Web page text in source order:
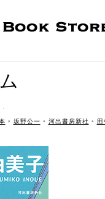
ˑ
• 坂野公一 • 河出書房新社 •